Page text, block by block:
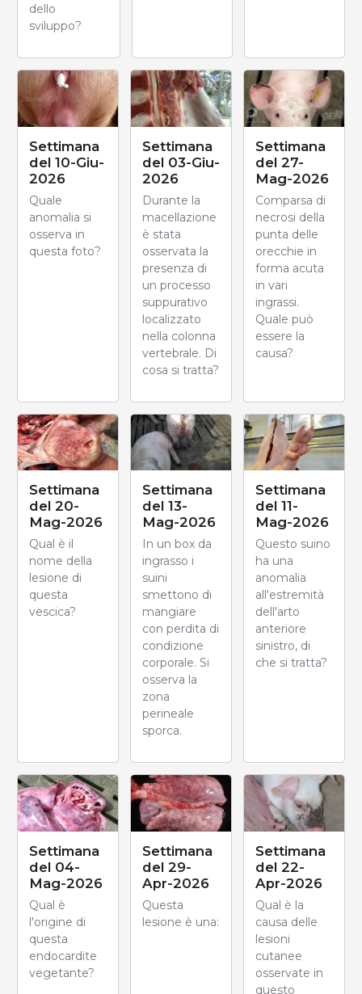
dello
sviluppo?
Settimana
del 10-Giu-
2026
Quale
anomalia si
osserva in
questa foto?
Settimana
del 03-Giu-
2026
Durante la
macellazione
è stata
osservata la
presenza di
un processo
suppurativo
localizzato
nella colonna
vertebrale. Di
cosa si tratta?
Settimana
del 27-
Mag-2026
Comparsa di
necrosi della
punta delle
orecchie in
forma acuta
in vari
ingrassi.
Quale può
essere la
causa?
Settimana
del 20-
Mag-2026
Qual è il
nome della
lesione di
questa
vescica?
Settimana
del 13-
Mag-2026
In un box da
ingrasso i
suini
smettono di
mangiare
con perdita di
condizione
corporale. Si
osserva la
zona
perineale
sporca.
Settimana
del 11-
Mag-2026
Questo suino
ha una
anomalia
all'estremità
dell'arto
anteriore
sinistro, di
che si tratta?
Settimana
del 04-
Mag-2026
Qual è
l'origine di
questa
endocardite
vegetante?
Settimana
del 29-
Apr-2026
Questa
lesione è una:
Settimana
del 22-
Apr-2026
Qual è la
causa delle
lesioni
cutanee
osservate in
questo